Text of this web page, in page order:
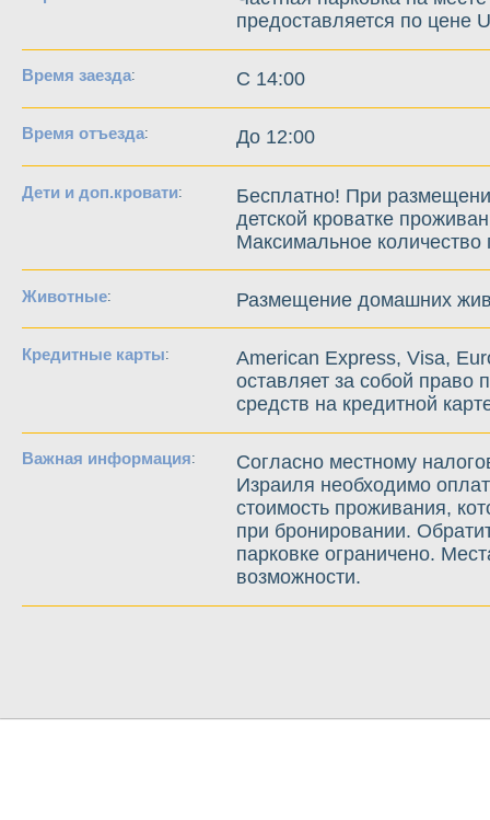
предоставляется по цене
Время заезда: C 14:00
Время отъезда: До 12:00
Дети и доп.кровати:
Бесплатно! При
детской кроватке
Максимальное количество
Животные: Размещение домашних
Кредитные карты:
American Express, Visa,
оставляет за собой право
средств на кредитной
Важная информация:
Согласно местному
Израиля необходимо
стоимость проживания,
при бронировании.
парковке ограничено.
возможности.